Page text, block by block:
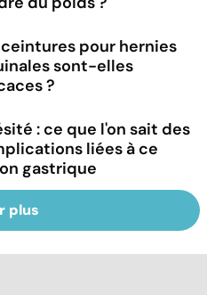
ceintures pour hernies
sont-elles
?
: ce que l'on sait des
liées à ce
gastrique
plus